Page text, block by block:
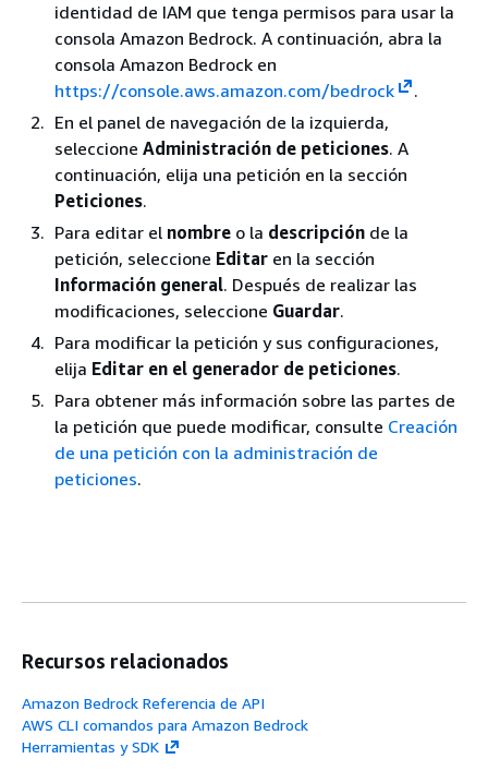
identidad de IAM que tenga permisos para usar la
consola Amazon Bedrock. A continuación, abra la
consola Amazon Bedrock en
https://console.aws.amazon.com/bedrock
.
En el panel de navegación de la izquierda,
seleccione Administración de peticiones. A
continuación, elija una petición en la sección
Peticiones.
Para editar el nombre o la descripción de la
petición, seleccione Editar en la sección
Información general. Después de realizar las
modificaciones, seleccione Guardar.
Para modificar la petición y sus configuraciones,
elija Editar en el generador de peticiones.
Para obtener más información sobre las partes de
la petición que puede modificar, consulte Creación
de una petición con la administración de
peticiones.
Recursos relacionados
Amazon Bedrock Referencia de API
AWS CLI comandos para Amazon Bedrock
Herramientas y SDK